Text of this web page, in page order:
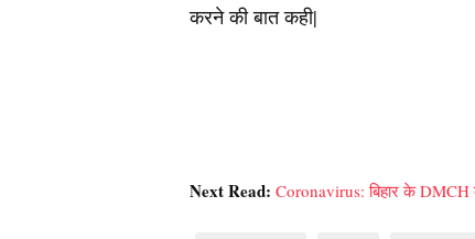
करने की बात कही|
Next Read: Coronavirus: बिहार के DMCH